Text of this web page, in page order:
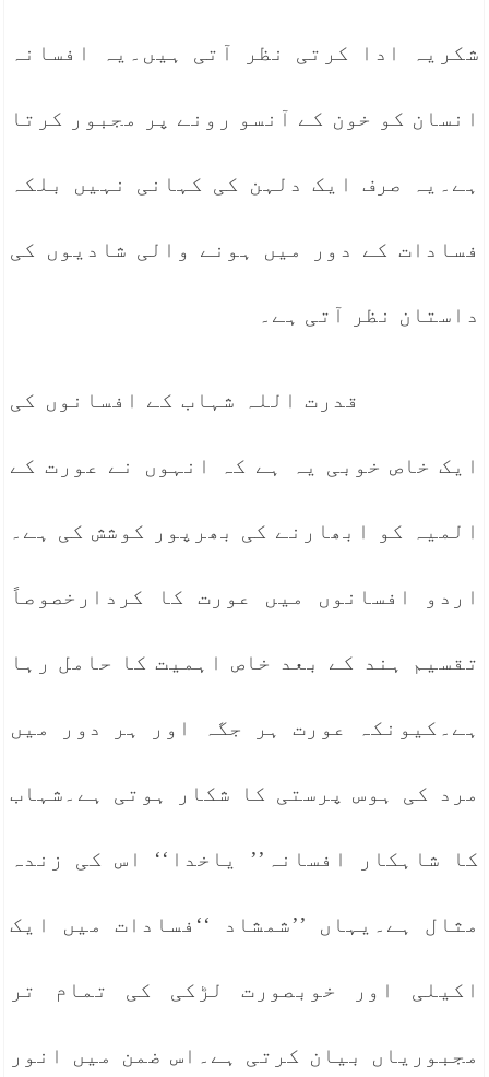
شکریہ ادا کرتی نظر آتی ہیں۔یہ افسانہ
انسان کو خون کے آنسو رونے پر مجبور کرتا
ہے۔یہ صرف ایک دلہن کی کہانی نہیں بلکہ
فسادات کے دور میں ہونے والی شادیوں کی
داستان نظر آتی ہے۔
قدرت اللہ شہاب کے افسانوں کی
ایک خاص خوبی یہ ہے کہ انہوں نے عورت کے
المیہ کو ابھارنے کی بھرپور کوشش کی ہے۔
اردو افسانوں میں عورت کا کردارخصوصاً
تقسیم ہند کے بعد خاص اہمیت کا حامل رہا
ہے۔کیونکہ عورت ہر جگہ اور ہر دور میں
مرد کی ہوس پرستی کا شکار ہوتی ہے۔شہاب
کا شاہکار افسانہ’’ یاخدا‘‘ اس کی زندہ
مثال ہے۔یہاں ’’شمشاد ‘‘فسادات میں ایک
اکیلی اور خوبصورت لڑکی کی تمام تر
مجبوریاں بیان کرتی ہے۔اس ضمن میں انور